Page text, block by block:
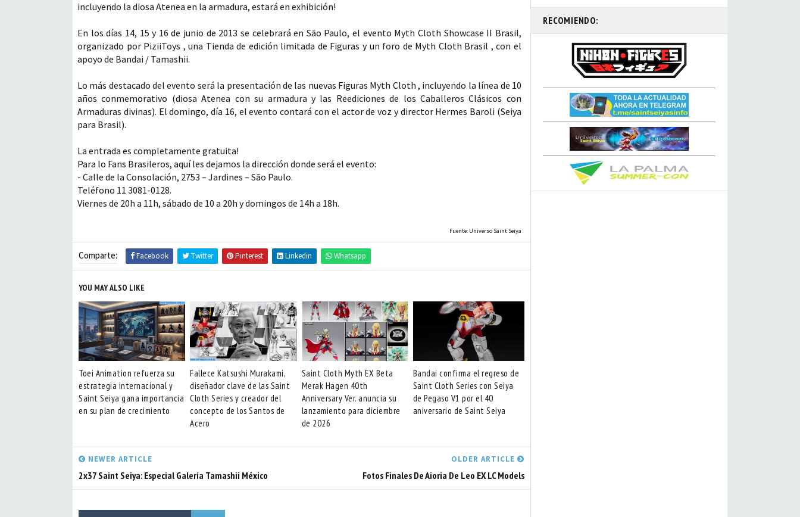
incluyendo la diosa Atenea en la armadura, estará en exhibición!
En los días 14, 15 y 16 de junio de 2013 se celebrará en São Paulo, el evento Myth Cloth Showcase II Brasil,
organizado por PiziiToys , una Tienda de edición limitada de Figuras y un foro de Myth Cloth Brasil , con el
apoyo de Bandai / Tamashii.
Lo más destacado del evento será la presentación de las nuevas Figuras Myth Cloth , incluyendo la línea de 10
años conmemorativo (diosa Atenea con su armadura y las Reediciones de los Caballeros Clásicos con
Armaduras divinas). El domingo, día 16, el evento contará con el actor de voz y director Hermes Baroli (Seiya
para Brasil).
La entrada es completamente gratuita!
Para lo Fans Brasileros, aquí les dejamos la dirección donde será el evento:
- Calle de la Consolación, 2753 – Jardines – São Paulo.
Teléfono 11 3081-0128.
Viernes de 20h a 11h, sábado de 10 a 20h y domingos de 14h a 18h.
Fuente: Universo Saint Seiya
Comparte: Facebook Twitter Pinterest Linkedin Whatsapp
YOU MAY ALSO LIKE
Toei Animation refuerza su
estrategia internacional y
Saint Seiya gana importancia
en su plan de crecimiento
Fallece Katsushi Murakami,
diseñador clave de las Saint
Cloth Series y creador del
concepto de los Santos de
Acero
Saint Cloth Myth EX Beta
Merak Hagen 40th
Anniversary Ver. anuncia su
lanzamiento para diciembre
de 2026
Bandai confirma el regreso de
Saint Cloth Series con Seiya
de Pegaso V1 por el 40
aniversario de Saint Seiya
NEWER ARTICLE
2x37 Saint Seiya: Especial Galería Tamashii México
OLDER ARTICLE
Fotos Finales De Aioria De Leo EX LC Models
RECOMIENDO: